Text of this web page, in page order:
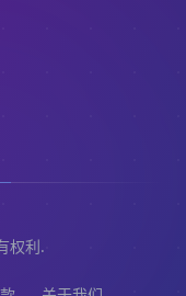
权利.